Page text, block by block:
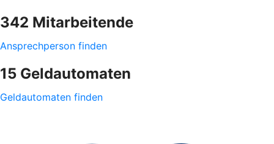
342 Mitarbeitende
Ansprechperson finden
15 Geldautomaten
Geldautomaten finden